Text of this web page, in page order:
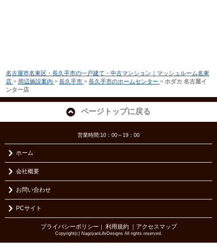
名古屋市名東区・長久手市の一戸建て・中古マンション｜マッシュルーム名東
店 > 周辺施設案内 > 長久手市 > 長久手市のホームセンター > ホダカ 名古屋イ
ンター店
ページトップに戻る
営業時間:10：00～19：00
ホーム
会社概要
お問い合わせ
PCサイト
プライバシーポリシー ｜ 利用規約 ｜アクセスマップ
Copyright(c) NagoyanLifeDesigns All rights reserved.